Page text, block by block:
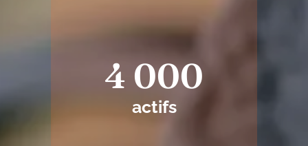
4 000
actifs